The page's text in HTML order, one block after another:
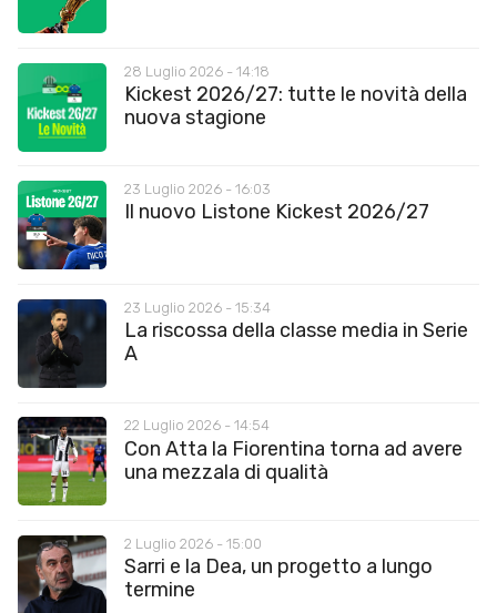
28 Luglio 2026 - 14:18
Kickest 2026/27: tutte le novità della
nuova stagione
23 Luglio 2026 - 16:03
Il nuovo Listone Kickest 2026/27
23 Luglio 2026 - 15:34
La riscossa della classe media in Serie
A
22 Luglio 2026 - 14:54
Con Atta la Fiorentina torna ad avere
una mezzala di qualità
2 Luglio 2026 - 15:00
Sarri e la Dea, un progetto a lungo
termine